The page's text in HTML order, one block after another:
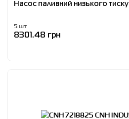
Насос паливний низького тиску
5 шт
8301.48 грн